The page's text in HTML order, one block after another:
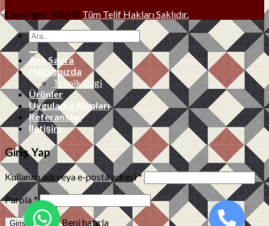
Copyright 2026 © Tüm Telif Hakları Saklıdır.
Ana Sayfa
Hakkımızda
Teknik Bilgi
Ürünler
Uygulama Alanları
Referanslar
İletişim
Giriş Yap
Kullanıcı adı veya e-posta adresi*
Parola*
Beni hatırla